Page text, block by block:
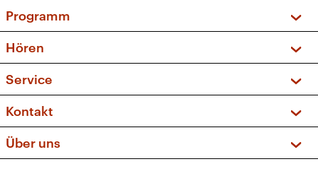
Programm
Sendungen und Podcasts
Musikliste
Kakadu – Das Kinderprogramm
Hören
Frequenzen (UKW + DAB+)
Service
FAQ
Apps
Newsletter
Kontakt
Social Media
Über uns